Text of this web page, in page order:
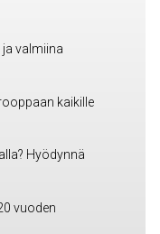
valmiina
kaikille
Hyödynnä
vuoden